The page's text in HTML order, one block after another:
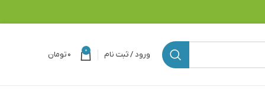
ورود / ثبت نام 0 ۰تومان